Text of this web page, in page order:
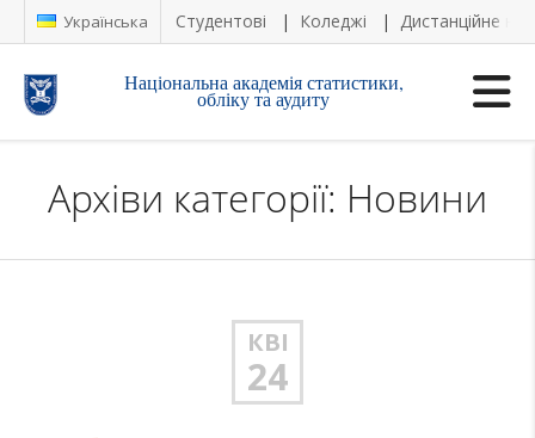
Українська Студентові Коледжі Дистанційне
Національна академія статистики,
обліку та аудиту
Архіви категорії: Новини
КВІ
24